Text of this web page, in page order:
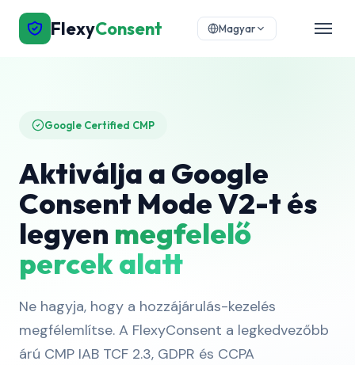
FlexyConsent Magyar
Google Certified CMP
Aktiválja a Google
Consent Mode V2-t és
legyen megfelelő
percek alatt
Ne hagyja, hogy a hozzájárulás-kezelés
megfélemlítse. A FlexyConsent a legkedvezőbb
árú CMP IAB TCF 2.3, GDPR és CCPA